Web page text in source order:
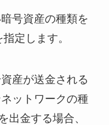
号資産の種類を
指定します。
産が送金される
ットワークの種
出金する場合、